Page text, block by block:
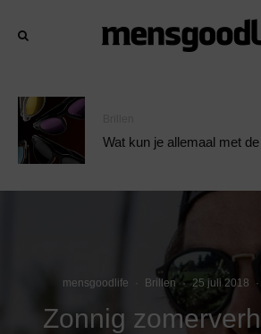
Wat kun je allemaal met
mensgoodlife Brillen · 25 juli 2018 ·
Zonnig